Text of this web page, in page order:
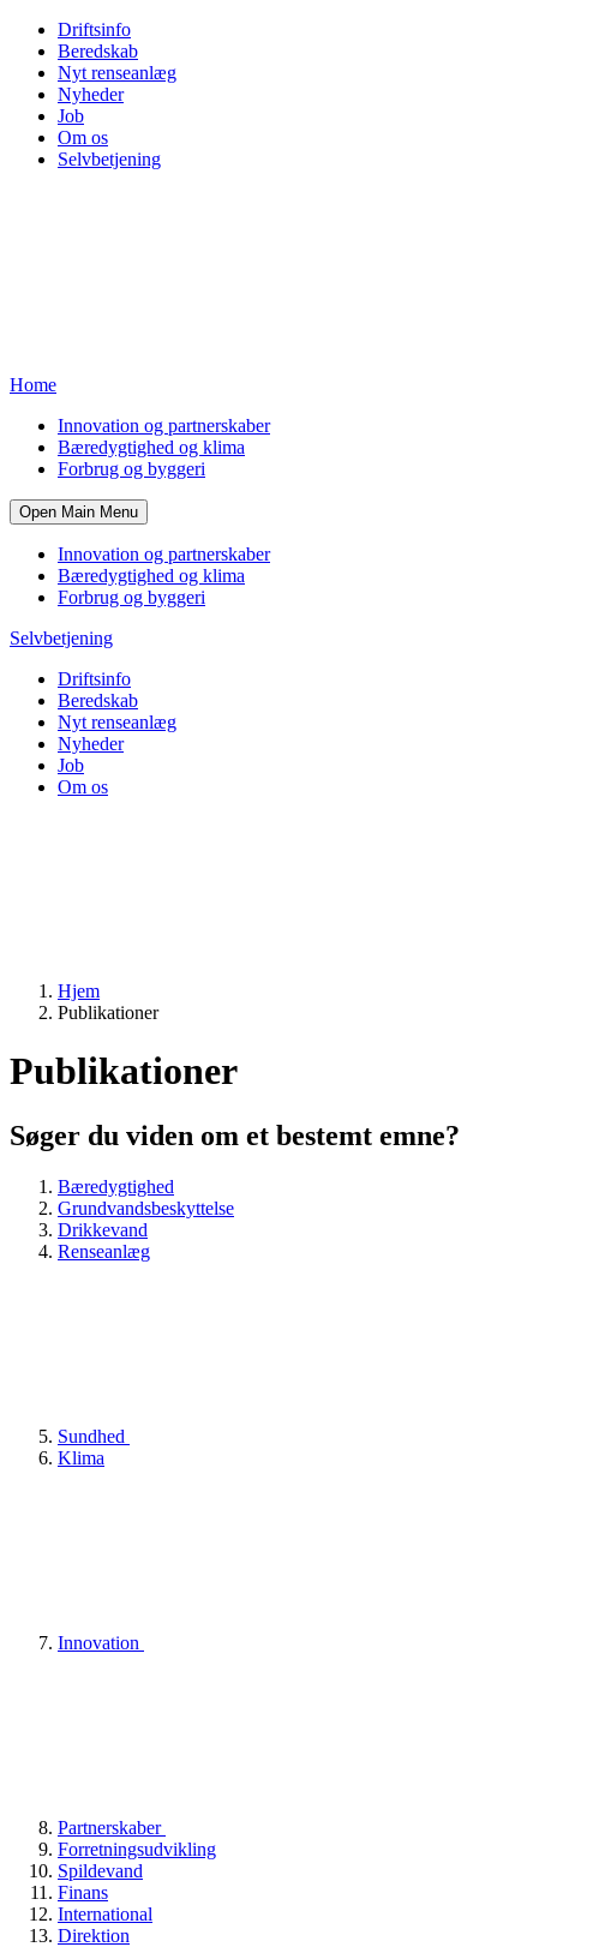
Driftsinfo
Beredskab
Nyt renseanlæg
Nyheder
Job
Om os
Selvbetjening
Home
Innovation og partnerskaber
Bæredygtighed og klima
Forbrug og byggeri
Open Main Menu
Innovation og partnerskaber
Bæredygtighed og klima
Forbrug og byggeri
Selvbetjening
Driftsinfo
Beredskab
Nyt renseanlæg
Nyheder
Job
Om os
Hjem
Publikationer
Publikationer
Søger du viden om et bestemt emne?
Bæredygtighed
Grundvandsbeskyttelse
Drikkevand
Renseanlæg
Sundhed
Klima
Innovation
Partnerskaber
Forretningsudvikling
Spildevand
Finans
International
Direktion